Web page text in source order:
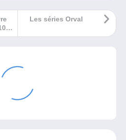
Les séries Orval